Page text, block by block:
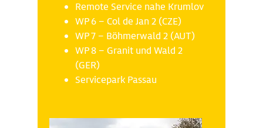
Remote Service nahe Krumlov
WP 6 – Col de Jan 2 (CZE)
WP 7 – Böhmerwald 2 (AUT)
WP 8 – Granit und Wald 2
(GER)
Servicepark Passau